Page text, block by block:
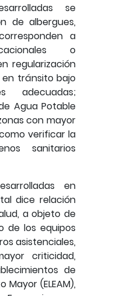
se
de albergues,
a
o
regularización
tránsito bajo
adecuadas;
Agua Potable
con mayor
verificar la
sanitarios
en
dice relación
a objeto de
de los equipos
asistenciales,
criticidad,
de
(ELEAM),